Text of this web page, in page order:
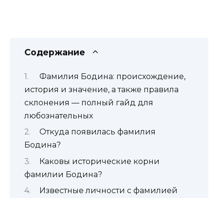
Содержание
Фамилия Бодина: происхождение,
история и значение, а также правила
склонения — полный гайд для
любознательных
Откуда появилась фамилия
Бодина?
Каковы исторические корни
фамилии Бодина?
Известные личности с фамилией